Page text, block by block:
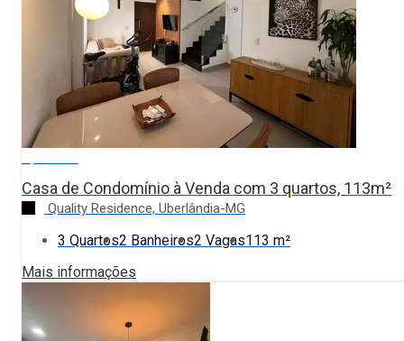
Casa de Condomínio à Venda com 3 quartos, 113m²
Quality Residence, Uberlândia-MG
3 Quartos2 Banheiros2 Vagas113 m²
Mais informações